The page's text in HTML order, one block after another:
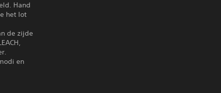
Hand
het lot
de zijde
en